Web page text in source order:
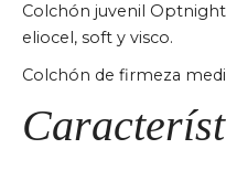
Colchón juvenil
eliocel, soft y visco.
Colchón de firmeza